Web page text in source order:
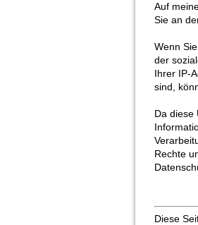
Auf
Sie an
Wenn
der
Ihrer IP-
sind,
Da diese
Rechte
Diese